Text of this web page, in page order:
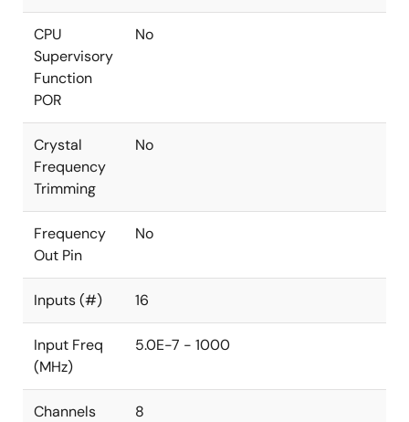
ェースおよび、IEEE1588 TSUを直接同期できる超低ジ
ッタクロックを出力します。
IEEE 1588システムでの同期を容易に実現するために、
ルネサスは
センスに基づき無償で提供しています。
CPU
Supervisory
Function
POR
No
Crystal
Frequency
Trimming
No
Frequency
Out Pin
No
Inputs (#) 16
Input Freq
(MHz)
5.0E-7 - 1000
Channels
8